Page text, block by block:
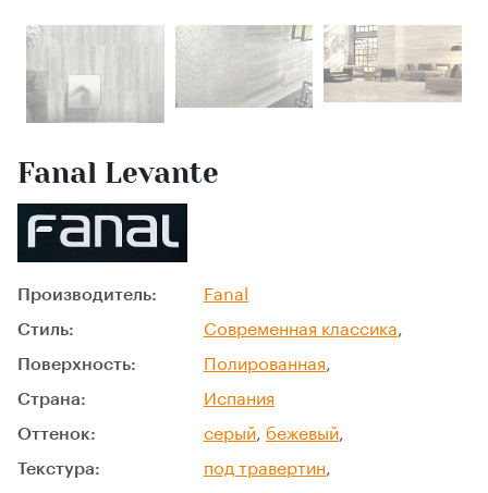
Fanal Levante
Производитель:
Fanal
Стиль:
Современная классика,
Поверхность:
Полированная,
Страна:
Испания
Оттенок:
серый, бежевый,
Текстура:
под травертин,